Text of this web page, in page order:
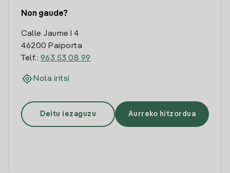
Non gaude?
Calle Jaume I 4
46200 Paiporta
Telf.: 963 53 08 99
Nola iritsi
Deitu iezaguzu Aurreko hitzordua